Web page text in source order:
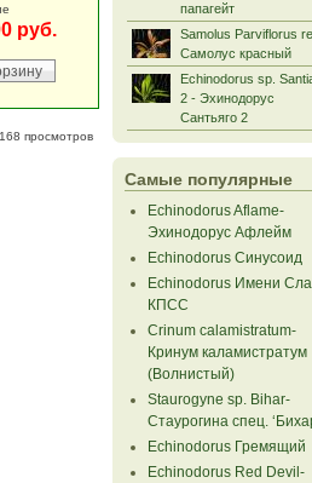
руб.
просмотров
папагейт
Samolus Parviflorus
Самолус красный
Echinodorus sp.
2 - Эхинодорус
Сантьяго 2
Самые популярные
Echinodorus Aflame-
Эхинодорус Афлейм
Echinodorus Синусоид
Echinodorus Имени
КПСС
Crinum calamistratum-
Кринум каламистратум
(Волнистый)
Staurogyne sp. Bihar-
Стаурогина спец.
Echinodorus Гремящий
Echinodorus Red Devil-